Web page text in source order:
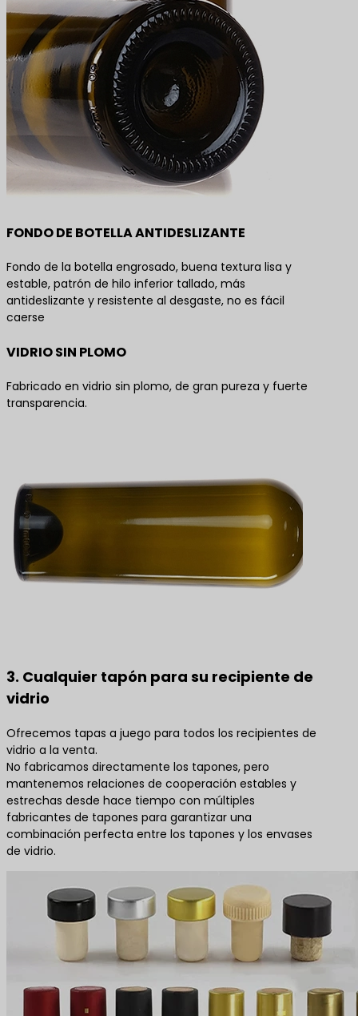
FONDO DE BOTELLA ANTIDESLIZANTE
Fondo de la botella engrosado, buena textura lisa y
estable, patrón de hilo inferior tallado, más
antideslizante y resistente al desgaste, no es fácil
caerse
VIDRIO SIN PLOMO
Fabricado en vidrio sin plomo, de gran pureza y fuerte
transparencia.
3. Cualquier tapón para su recipiente de
vidrio
Ofrecemos tapas a juego para todos los recipientes de
vidrio a la venta.
No fabricamos directamente los tapones, pero
mantenemos relaciones de cooperación estables y
estrechas desde hace tiempo con múltiples
fabricantes de tapones para garantizar una
combinación perfecta entre los tapones y los envases
de vidrio.